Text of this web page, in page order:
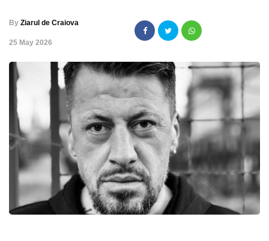
By Ziarul de Craiova
,25 May 2026